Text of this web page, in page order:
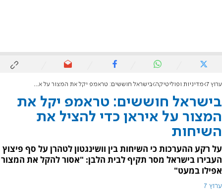
ערוץ 7 מדיניות ופוליטיקה בישראל חוששים: טראמפ יקל את המצור על איראן כדי להציל את השיחות
בישראל חוששים: טראמפ יקל את
המצור על איראן כדי להציל את
השיחות
על רקע ההערכות כי השיחות בין וושינגטון לטהרן על סף פיצוץ
העבירו בישראל מסר תקיף לבית הלבן: "אסור להקל את המצור
אפילו במעט"
ערוץ 7